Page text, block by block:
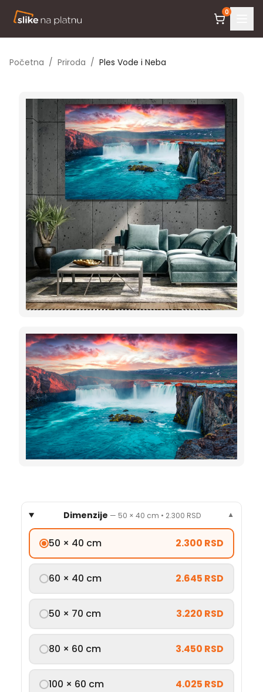
0
Početna / Priroda / Ples Vode i Neba
Dimenzije — 50 × 40 cm • 2.300 RSD ▼
50 × 40 cm 2.300 RSD
60 × 40 cm 2.645 RSD
50 × 70 cm 3.220 RSD
80 × 60 cm 3.450 RSD
100 × 60 cm 4.025 RSD